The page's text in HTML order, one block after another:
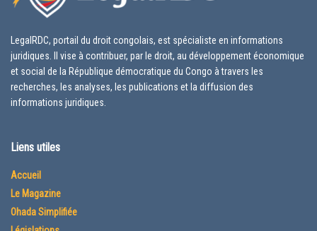
LegalRDC, portail du droit congolais, est spécialiste en informations
juridiques. Il vise à contribuer, par le droit, au développement économique
et social de la République démocratique du Congo à travers les
recherches, les analyses, les publications et la diffusion des
informations juridiques.
Liens utiles
Accueil
Le Magazine
Ohada Simplifiée